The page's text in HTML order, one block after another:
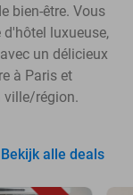
bien-être. Vous
luxueuse,
un délicieux
à Paris et
ville/région.
Bekijk alle deals